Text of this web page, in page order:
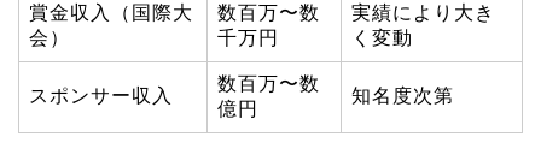
賞金収入（国際大
会）
数百万〜数
千万円
実績により大き
く変動
スポンサー収入
数百万〜数
億円
知名度次第